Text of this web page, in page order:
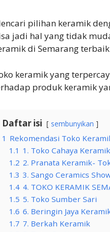
pilihan keramik
jadi hal yang tidak
di Semarang
keramik yang
produk keramik
Daftar isi sembunyikan
1 Rekomendasi Toko
1.1 1. Toko Cahaya
1.2 2. Pranata Keramik-
1.3 3. Sango Ceramics
1.4 4. TOKO KERAMIK
1.5 5. Toko Sumber Sari
1.6 6. Beringin Jaya
1.7 7. Berkah Keramik